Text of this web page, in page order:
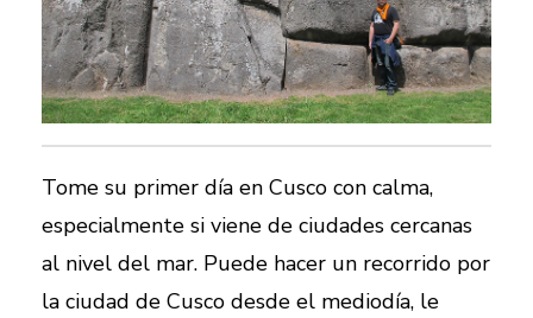
Tome su primer día en Cusco con calma,
especialmente si viene de ciudades cercanas
al nivel del mar. Puede hacer un recorrido por
la ciudad de Cusco desde el mediodía, le